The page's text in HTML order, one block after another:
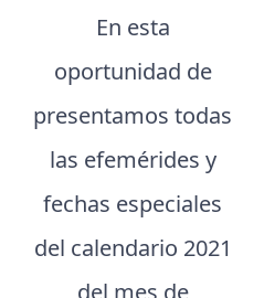
En esta
oportunidad de
presentamos todas
las efemérides y
fechas especiales
del calendario 2021
del mes de